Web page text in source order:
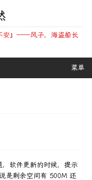
安』——风子，海盗船长
菜单
软件更新的时候，提示
是剩余空间有 500M 还